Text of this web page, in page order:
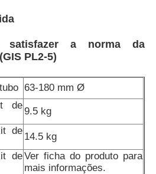
satisfazer a norma da
PL2-5)
63-180 mm Ø
de
9.5 kg
de
14.5 kg
deVer ficha do produto para
mais informações.